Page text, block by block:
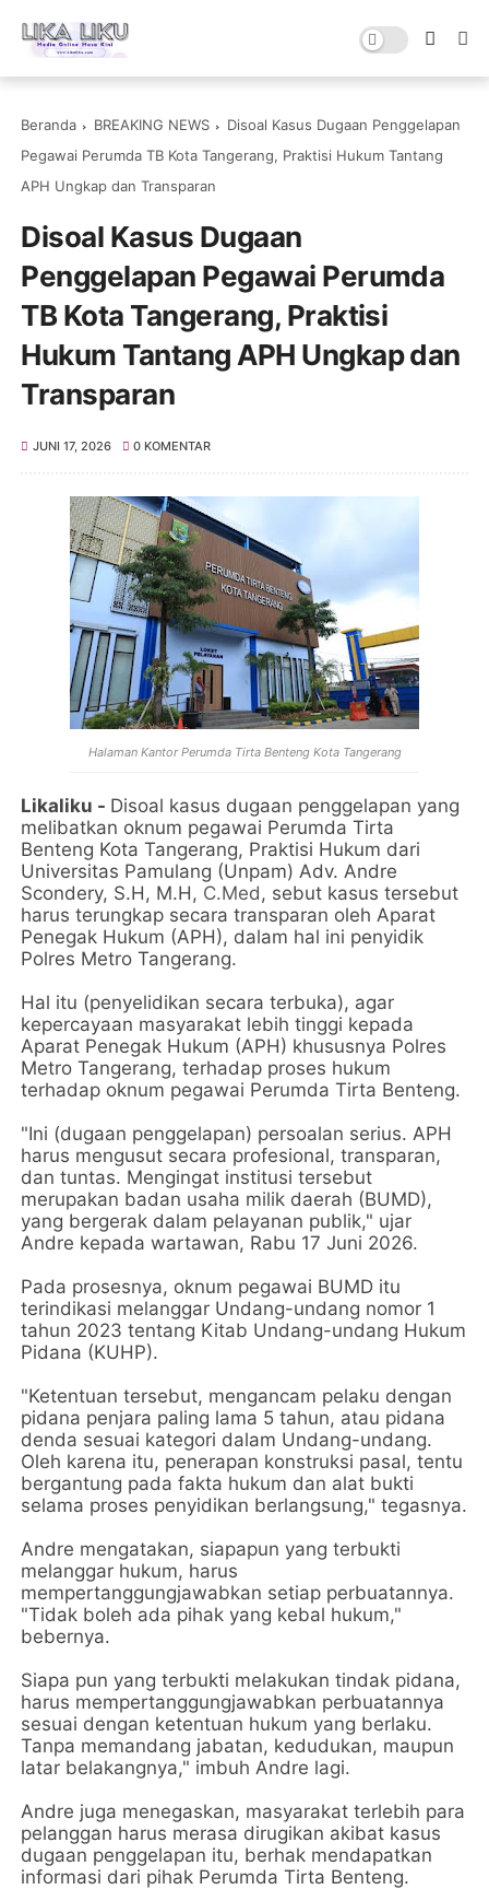
Beranda BREAKING NEWS
Disoal Kasus Dugaan Penggelapan
Pegawai Perumda TB Kota Tangerang, Praktisi Hukum Tantang
APH Ungkap dan Transparan
Disoal Kasus Dugaan
Penggelapan Pegawai Perumda
TB Kota Tangerang, Praktisi
Hukum Tantang APH Ungkap dan
Transparan
JUNI 17, 2026 0 KOMENTAR
Halaman Kantor Perumda Tirta Benteng Kota Tangerang
Likaliku - Disoal kasus dugaan penggelapan yang
melibatkan oknum pegawai Perumda Tirta
Benteng Kota Tangerang, Praktisi Hukum dari
Universitas Pamulang (Unpam) Adv. Andre
Scondery, S.H, M.H, C.Med, sebut kasus tersebut
harus terungkap secara transparan oleh Aparat
Penegak Hukum (APH), dalam hal ini penyidik
Polres Metro Tangerang.
Hal itu (penyelidikan secara terbuka), agar
kepercayaan masyarakat lebih tinggi kepada
Aparat Penegak Hukum (APH) khususnya Polres
Metro Tangerang, terhadap proses hukum
terhadap oknum pegawai Perumda Tirta Benteng.
"Ini (dugaan penggelapan) persoalan serius. APH
harus mengusut secara profesional, transparan,
dan tuntas. Mengingat institusi tersebut
merupakan badan usaha milik daerah (BUMD),
yang bergerak dalam pelayanan publik," ujar
Andre kepada wartawan, Rabu 17 Juni 2026.
Pada prosesnya, oknum pegawai BUMD itu
terindikasi melanggar Undang-undang nomor 1
tahun 2023 tentang Kitab Undang-undang Hukum
Pidana (KUHP).
"Ketentuan tersebut, mengancam pelaku dengan
pidana penjara paling lama 5 tahun, atau pidana
denda sesuai kategori dalam Undang-undang.
Oleh karena itu, penerapan konstruksi pasal, tentu
bergantung pada fakta hukum dan alat bukti
selama proses penyidikan berlangsung," tegasnya.
Andre mengatakan, siapapun yang terbukti
melanggar hukum, harus
mempertanggungjawabkan setiap perbuatannya.
"Tidak boleh ada pihak yang kebal hukum,"
bebernya.
Siapa pun yang terbukti melakukan tindak pidana,
harus mempertanggungjawabkan perbuatannya
sesuai dengan ketentuan hukum yang berlaku.
Tanpa memandang jabatan, kedudukan, maupun
latar belakangnya," imbuh Andre lagi.
Andre juga menegaskan, masyarakat terlebih para
pelanggan harus merasa dirugikan akibat kasus
dugaan penggelapan itu, berhak mendapatkan
informasi dari pihak Perumda Tirta Benteng.